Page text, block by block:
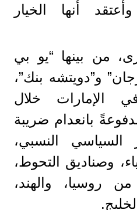
أنها الخيار
من بينها “يو بي
و”دويتشه بنك”،
الإمارات خلال
بانعدام ضريبة
السياسي النسبي،
وصناديق التحوط،
من روسيا، والهند،